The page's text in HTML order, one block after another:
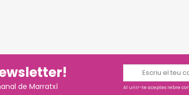
de Marratxí Al unir-te aceptes rebre